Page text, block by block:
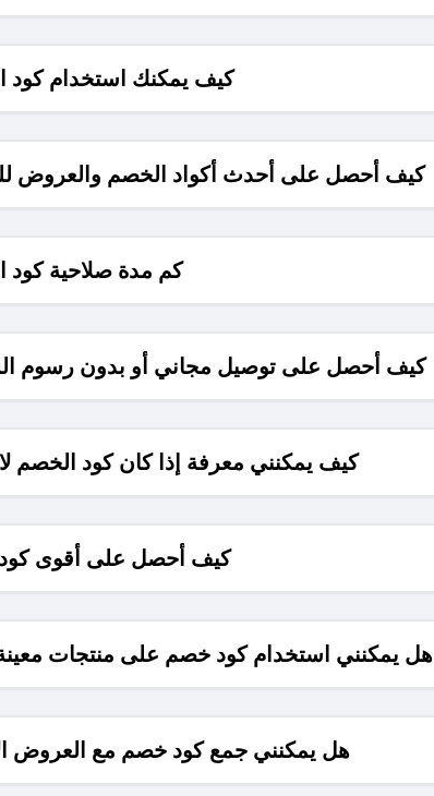
كيف يمكنك استخدام كود
كيف أحصل على أحدث أكواد الخصم والعروض
كم مدة صلاحية كود
كيف أحصل على توصيل مجاني أو بدون رسوم
كيف يمكنني معرفة إذا كان كود الخصم
كيف أحصل على أقوى
هل يمكنني استخدام كود خصم على منتجات
هل يمكنني جمع كود خصم مع العروض